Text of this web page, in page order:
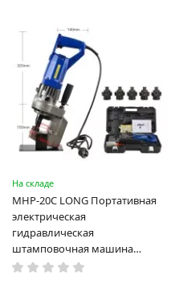
На складе
MHP-20C LONG Портативная
электрическая
гидравлическая
штамповочная машина
высокая мощность и мощный